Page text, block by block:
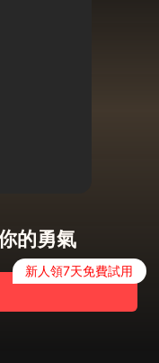
的勇氣
新人領7天免費試用